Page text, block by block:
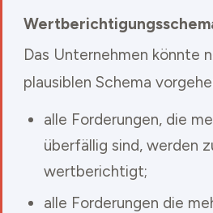
Das Unternehmen könnte
plausiblen Schema
alle Forderungen, die
überfällig sind, werden
wertberichtigt;
alle Forderungen die